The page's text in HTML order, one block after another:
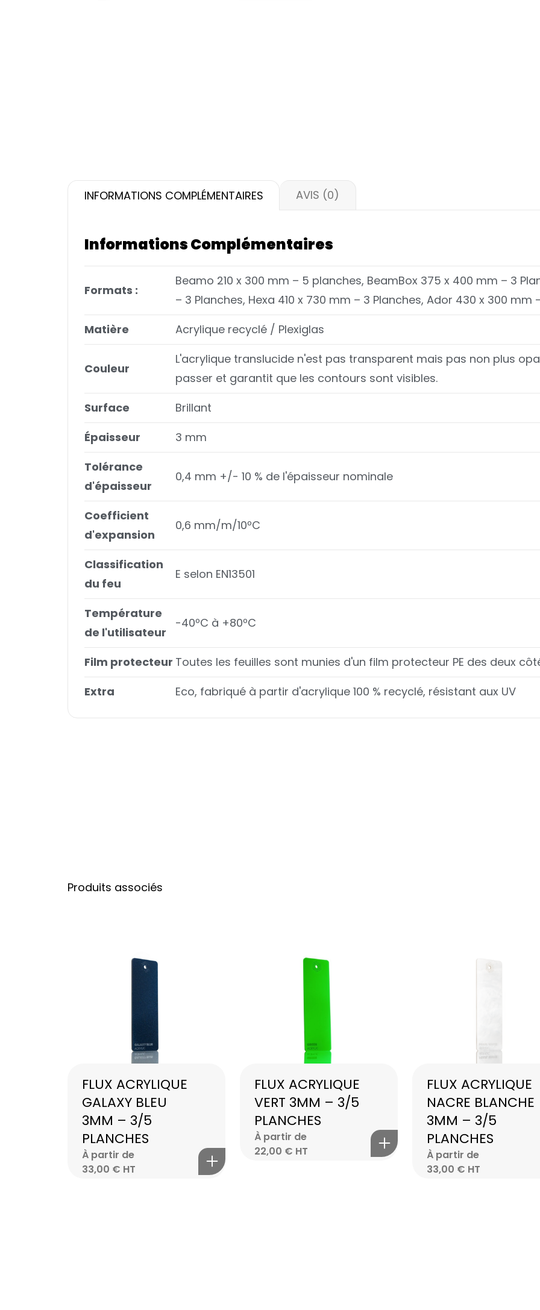
INFORMATIONS COMPLÉMENTAIRES AVIS (0)
Informations Complémentaires
Formats :
Beamo 210 x 300 mm – 5 planches, BeamBox 375 x 400 mm – 3
– 3 Planches, Hexa 410 x 730 mm – 3 Planches, Ador 430 x 300 mm
Matière
Acrylique recyclé / Plexiglas
Couleur
L'acrylique translucide n'est pas transparent mais pas non plus
passer et garantit que les contours sont visibles.
Surface
Brillant
Épaisseur
3 mm
Tolérance
d'épaisseur
0,4 mm +/- 10 % de l'épaisseur nominale
Coefficient
d'expansion
0,6 mm/m/10ºC
Classification
du feu
E selon EN13501
Température
de l'utilisateur
-40ºC à +80ºC
Film protecteur Toutes les feuilles sont munies d'un film protecteur PE des deux
Extra
Eco, fabriqué à partir d'acrylique 100 % recyclé, résistant aux UV
Produits associés
FLUX ACRYLIQUE
GALAXY BLEU
3MM – 3/5
PLANCHES
À partir de
33,00 € HT
FLUX ACRYLIQUE
VERT 3MM – 3/5
PLANCHES
À partir de
22,00 € HT
FLUX ACRYLIQUE
NACRE BLANCHE
3MM – 3/5
PLANCHES
À partir de
33,00 € HT